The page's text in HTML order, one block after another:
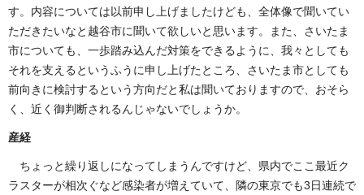
す。内容については以前申し上げましたけども、全体像で聞いてい
ただきたいなと越谷市に聞いて欲しいと思います。また、さいたま
市についても、一歩踏み込んだ対策をできるように、我々としても
それを支えるというふうに申し上げたところ、さいたま市としても
前向きに検討するという方向だと私は聞いておりますので、おそら
く、近く御判断されるんじゃないでしょうか。
産経
ちょっと繰り返しになってしまうんですけど、県内でここ最近ク
ラスターが相次ぐなど感染者が増えていて、隣の東京でも3日連続で